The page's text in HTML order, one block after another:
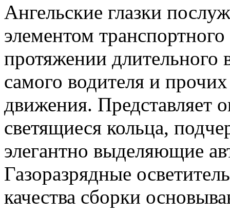
Ангельские глазки
элементом транспортного
протяжении длительного
самого водителя и
движения. Представляет
светящиеся кольца,
элегантно выделяющие
Газоразрядные
качества сборки